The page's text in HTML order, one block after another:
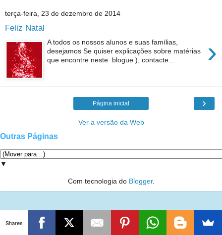
terça-feira, 23 de dezembro de 2014
Feliz Natal
›
A todos os nossos alunos e suas famílias,
desejamos Se quiser explicações sobre matérias
que encontre neste blogue ), contacte...
›
Página inicial
Ver a versão da Web
Outras Páginas
▼
Com tecnologia do Blogger.
Shares